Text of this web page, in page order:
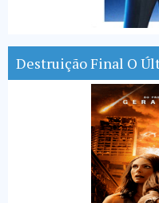
Destruição Final O